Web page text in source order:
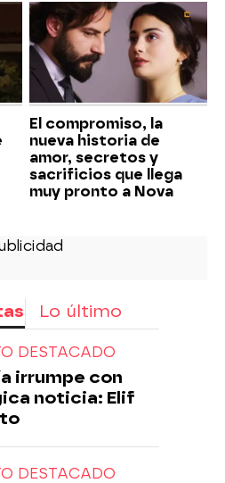
El compromiso, la
nueva historia de
amor, secretos y
sacrificios que llega
muy pronto a Nova
Lo último
DESTACADO
irrumpe con
noticia: Elif
DESTACADO